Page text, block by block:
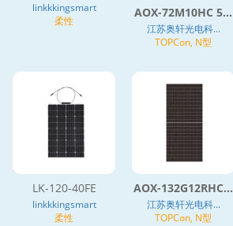
linkkkingsmart
柔性
AOX-72M10HC 5...
江苏奥轩光电科...
TOPCon, N型
LK-120-40FE
linkkkingsmart
柔性
AOX-132G12RHC...
江苏奥轩光电科...
TOPCon, N型